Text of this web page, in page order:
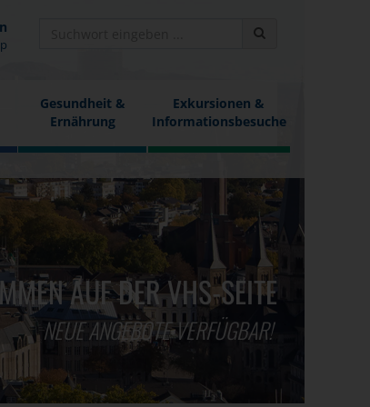
Gesundheit &
Ernährung
Exkursionen &
Informationsbesuche
AUF DER VHS-SEITE
NEUE ANGEBOTE VERFÜGBAR!